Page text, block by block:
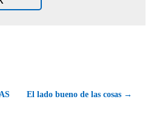
El lado bueno de las cosas →